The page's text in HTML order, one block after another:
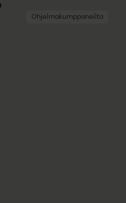
Ohjelmakumppaneilta